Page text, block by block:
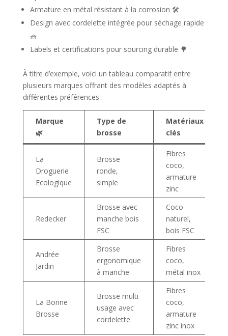
Armature en métal résistant à la corrosion 🛠️
Design avec cordelette intégrée pour séchage rapide
🧺
Labels et certifications pour sourcing durable 🌳
À titre d’exemple, voici un tableau comparatif entre
plusieurs marques offrant des modèles adaptés à
différentes préférences :
Marque
🌿
Type de
brosse
Matériaux
clés
La
Droguerie
Ecologique
Brosse
ronde,
simple
Fibres
coco,
armature
zinc
Redecker
Brosse avec
manche bois
FSC
Coco
naturel,
bois FSC
Andrée
Jardin
Brosse
ergonomique
à manche
Fibres
coco,
métal inox
La Bonne
Brosse
Brosse multi
usage avec
cordelette
Fibres
coco,
armature
zinc inox